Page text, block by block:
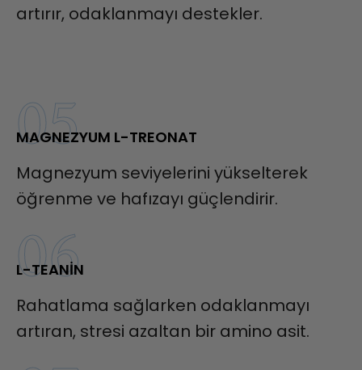
artırır, odaklanmayı destekler.
05
MAGNEZYUM L-TREONAT
Magnezyum seviyelerini yükselterek
öğrenme ve hafızayı güçlendirir.
06
L-TEANIN
Rahatlama sağlarken odaklanmayı
artıran, stresi azaltan bir amino asit.